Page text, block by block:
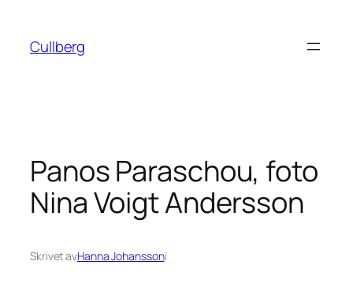
innehåll
Cullberg
Panos Paraschou, foto
Nina Voigt Andersson
Skrivet avHanna Johanssoni